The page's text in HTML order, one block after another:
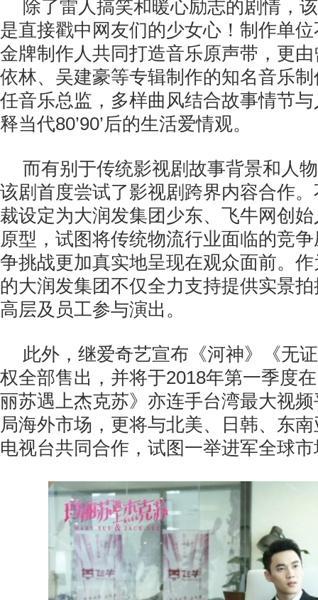
除了雷人搞笑和暖心励志的剧情，
是直接戳中网友们的少女心！制作单
金牌制作人共同打造音乐原声带，更
依林、吴建豪等专辑制作的知名音乐
任音乐总监，多样曲风结合故事情节
释当代80’90’后的生活爱情观。
而有别于传统影视剧故事背景和人
该剧首度尝试了影视剧跨界内容合作
裁设定为大润发集团少东、飞牛网创
原型，试图将传统物流行业面临的竞
争挑战更加真实地呈现在观众面前。
的大润发集团不仅全力支持提供实景
高层及员工参与演出。
此外，继爱奇艺宣布《河神》《无
权全部售出，并将于2018年第一季度
丽苏遇上杰克苏》亦连手台湾最大视
局海外市场，更将与北美、日韩、东
电视台共同合作，试图一举进军全球